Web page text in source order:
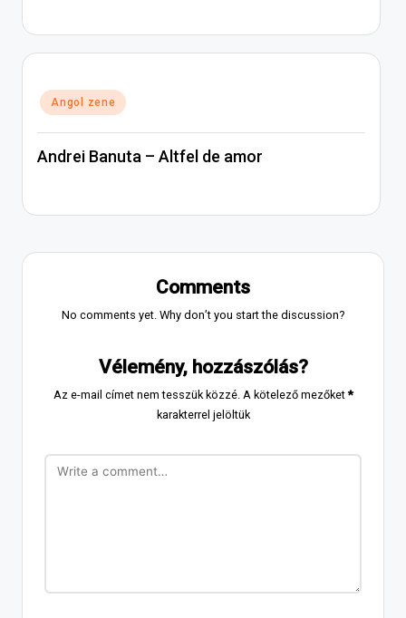
Posted
in
Angol zene
Andrei Banuta – Altfel de amor
Comments
No comments yet. Why don’t you start the discussion?
Vélemény, hozzászólás?
Az e-mail címet nem tesszük közzé. A kötelező mezőket*
karakterrel jelöltük